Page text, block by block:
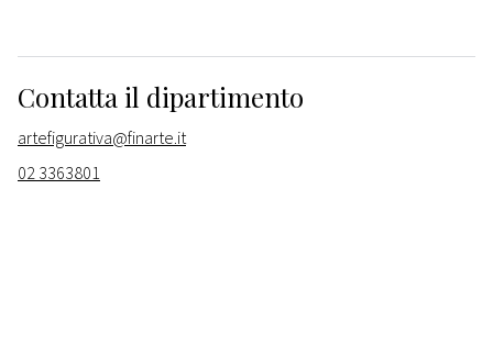
Contatta il dipartimento
artefigurativa@finarte.it
02 3363801